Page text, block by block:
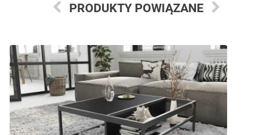
PRODUKTY POWIĄZANE